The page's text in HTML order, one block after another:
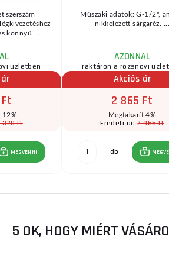
szerszám
könnyű ...
üzletben
12%
320 Ft
MEGVENNI
Műszaki adatok: G-1/2",
nikkelezett sárgaréz. ...
AZONNAL
raktáron a rozsnovi
Akciós ár
2 865 Ft
Megtakarít 4%
Eredeti ár:2 955 Ft
db
5 OK, HOGY MIÉRT